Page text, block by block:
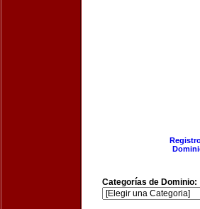
Categorías de Dominio: